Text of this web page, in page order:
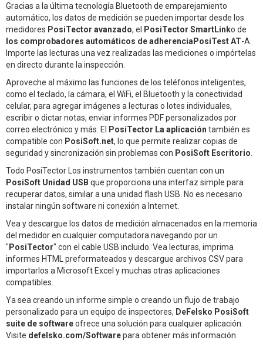
Gracias a la última tecnología Bluetooth de emparejamiento
automático, los datos de medición se pueden importar desde los
medidores PosiTector avanzado, el PosiTector SmartLinko de
los comprobadores automáticos de adherenciaPosiTest AT-A.
Importe las lecturas una vez realizadas las mediciones o impórtelas
en directo durante la inspección.
Aproveche al máximo las funciones de los teléfonos inteligentes,
como el teclado, la cámara, el WiFi, el Bluetooth y la conectividad
celular, para agregar imágenes a lecturas o lotes individuales,
escribir o dictar notas, enviar informes PDF personalizados por
correo electrónico y más. El PosiTector La aplicación también es
compatible con PosiSoft.net, lo que permite realizar copias de
seguridad y sincronización sin problemas con PosiSoft Escritorio
Todo PosiTector Los instrumentos también cuentan con un
PosiSoft Unidad USB que proporciona una interfaz simple para
recuperar datos, similar a una unidad flash USB. No es necesario
instalar ningún software ni conexión a Internet.
Vea y descargue los datos de medición almacenados en la memoria
del medidor en cualquier computadora navegando por un
"PosiTector" con el cable USB incluido. Vea lecturas, imprima
informes HTML preformateados y descargue archivos CSV para
importarlos a Microsoft Excel y muchas otras aplicaciones
compatibles.
Ya sea creando un informe simple o creando un flujo de trabajo
personalizado para un equipo de inspectores, DeFelsko PosiSoft
suite de softwareofrece una solución para cualquier aplicación.
Visite defelsko.com/Softwarepara obtener más información.